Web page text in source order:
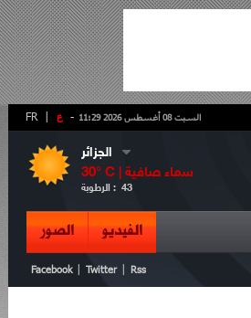
- ع FR السبت 08 أغسطس 2026 11:29
الجزائر
30° C | سماء صافية
الرطوبة : 43
الفيديو الصور
Facebook Twitter Rss